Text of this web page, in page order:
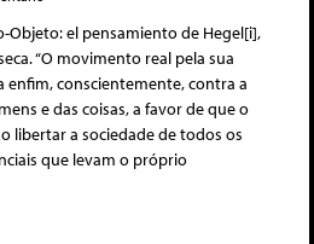
Objeto: el pensamiento de Hegel[i],
“O movimento real pela sua
enfim, conscientemente, contra a
e das coisas, a favor de que o
libertar a sociedade de todos os
que levam o próprio